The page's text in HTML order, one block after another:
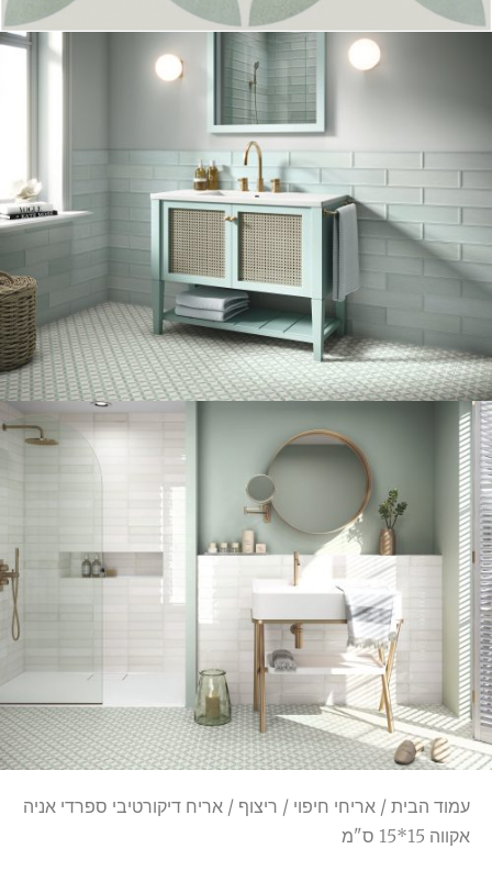
עמוד הבית / אריחי חיפוי / ריצוף / אריח דיקורטיבי ספרדי אניה
אקווה 15*15 ס"מ